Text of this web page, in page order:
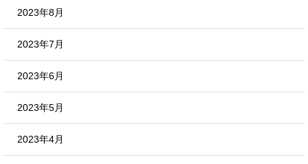
2023年8月
2023年7月
2023年6月
2023年5月
2023年4月